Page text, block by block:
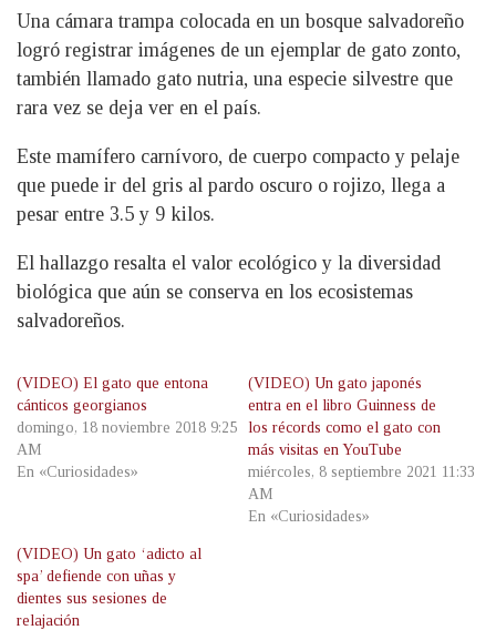
Una cámara trampa colocada en un bosque salvadoreño
logró registrar imágenes de un ejemplar de gato zonto,
también llamado gato nutria, una especie silvestre que
rara vez se deja ver en el país.
Este mamífero carnívoro, de cuerpo compacto y pelaje
que puede ir del gris al pardo oscuro o rojizo, llega a
pesar entre 3.5 y 9 kilos.
El hallazgo resalta el valor ecológico y la diversidad
biológica que aún se conserva en los ecosistemas
salvadoreños.
(VIDEO) El gato que entona
cánticos georgianos
domingo, 18 noviembre 2018 9:25
AM
En «Curiosidades»
(VIDEO) Un gato japonés
entra en el libro Guinness de
los récords como el gato con
más visitas en YouTube
miércoles, 8 septiembre 2021 11:33
AM
En «Curiosidades»
(VIDEO) Un gato ‘adicto al
spa’ defiende con uñas y
dientes sus sesiones de
relajación